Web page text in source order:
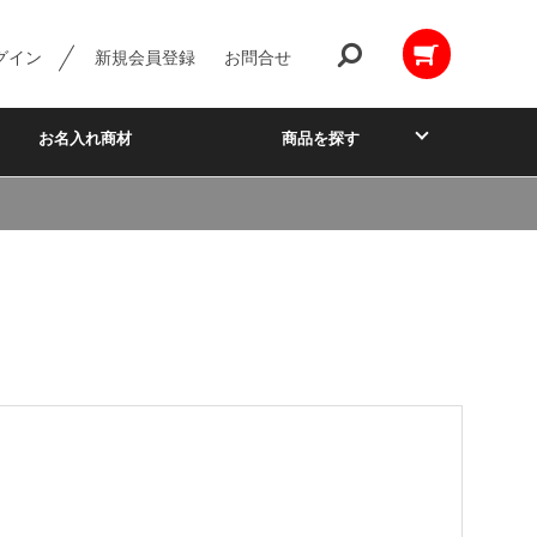
イン 新規会員登録 お問合せ
お名入れ商材 商品を探す